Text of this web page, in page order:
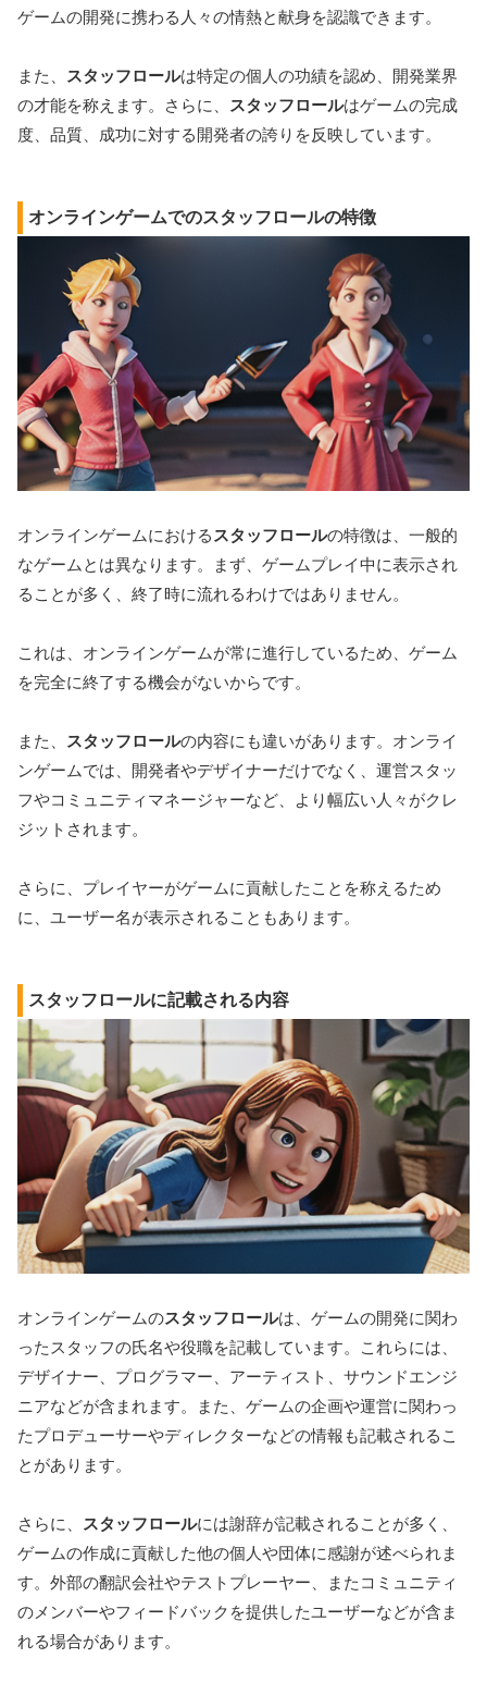
ゲームの開発に携わる人々の情熱と献身を認識できます。
また、 スタッフロールは特定の個人の功績を認め、開発業界
の才能を称えます。さらに、
スタッフロールはゲームの完成
度、品質、成功に対する開発者の誇りを反映しています。
オンラインゲームでのスタッフロールの特徴
オンラインゲームにおける スタッフロールの特徴は、一般的
なゲームとは異なります。まず、ゲームプレイ中に表示され
ることが多く、終了時に流れるわけではありません。
これは、オンラインゲームが常に進行しているため、ゲーム
を完全に終了する機会がないからです。
また、 スタッフロールの内容にも違いがあります。オンライ
ンゲームでは、開発者やデザイナーだけでなく、運営スタッ
フやコミュニティマネージャーなど、より幅広い人々がクレ
ジットされます。
さらに、プレイヤーがゲームに貢献したことを称えるため
に、ユーザー名が表示されることもあります。
スタッフロールに記載される内容
オンラインゲームのスタッフロールは、ゲームの開発に関わ
ったスタッフの氏名や役職を記載しています。これらには、
デザイナー、プログラマー、アーティスト、サウンドエンジ
ニアなどが含まれます。また、ゲームの企画や運営に関わっ
たプロデューサーやディレクターなどの情報も記載されるこ
とがあります。
さらに、 スタッフロールには謝辞が記載されることが多く、
ゲームの作成に貢献した他の個人や団体に感謝が述べられま
す。外部の翻訳会社やテストプレーヤー、またコミュニティ
のメンバーやフィードバックを提供したユーザーなどが含ま
れる場合があります。